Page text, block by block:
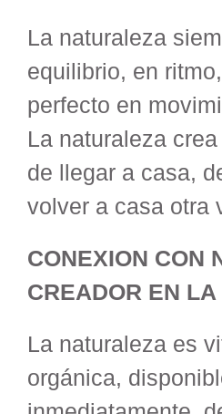
La naturaleza
equilibrio, en
perfecto en
La naturaleza
de llegar a casa,
volver a casa otra
CONEXION CON
CREADOR EN
La naturaleza es
orgánica,